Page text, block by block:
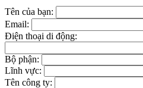
Tên của bạn:
Email:
Điện thoại di động:
Bộ phận:
Lĩnh vực:
Tên công ty: